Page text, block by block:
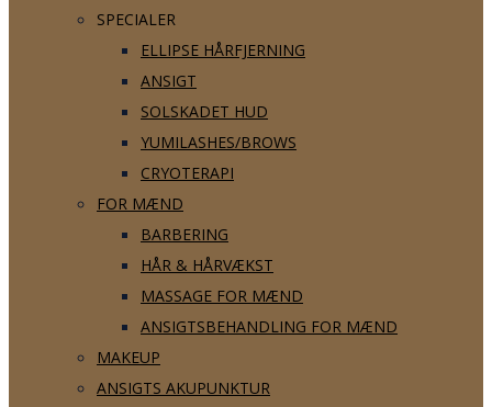
SPECIALER
ELLIPSE HÅRFJERNING
ANSIGT
SOLSKADET HUD
YUMILASHES/BROWS
CRYOTERAPI
FOR MÆND
BARBERING
HÅR & HÅRVÆKST
MASSAGE FOR MÆND
ANSIGTSBEHANDLING FOR MÆND
MAKEUP
ANSIGTS AKUPUNKTUR